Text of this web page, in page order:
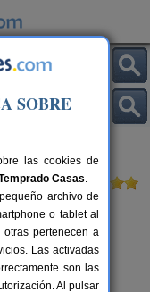
SOBRE
las cookies de
Casas.
archivo de
o tablet al
pertenecen a
Las activadas
son las
Al pulsar